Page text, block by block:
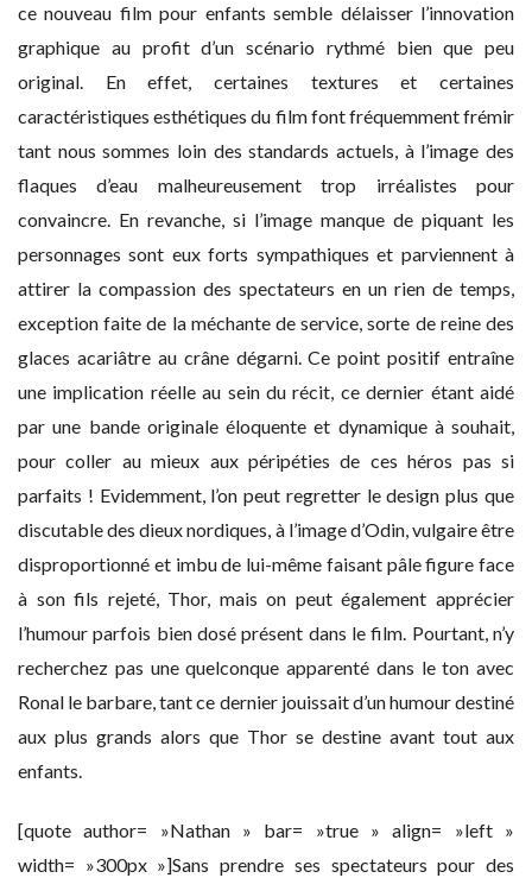
ce nouveau film pour enfants semble délaisser l’innovation
graphique au profit d’un scénario rythmé bien que peu
original. En effet, certaines textures et certaines
caractéristiques esthétiques du film font fréquemment frémir
tant nous sommes loin des standards actuels, à l’image des
flaques d’eau malheureusement trop irréalistes pour
convaincre. En revanche, si l’image manque de piquant les
personnages sont eux forts sympathiques et parviennent à
attirer la compassion des spectateurs en un rien de temps,
exception faite de la méchante de service, sorte de reine des
glaces acariâtre au crâne dégarni. Ce point positif entraîne
une implication réelle au sein du récit, ce dernier étant aidé
par une bande originale éloquente et dynamique à souhait,
pour coller au mieux aux péripéties de ces héros pas si
parfaits ! Evidemment, l’on peut regretter le design plus que
discutable des dieux nordiques, à l’image d’Odin, vulgaire être
disproportionné et imbu de lui-même faisant pâle figure face
à son fils rejeté, Thor, mais on peut également apprécier
l’humour parfois bien dosé présent dans le film. Pourtant, n’y
recherchez pas une quelconque apparenté dans le ton avec
Ronal le barbare, tant ce dernier jouissait d’un humour destiné
aux plus grands alors que Thor se destine avant tout aux
enfants.
[quote author= »Nathan » bar= »true » align= »left »
width= »300px »]Sans prendre ses spectateurs pour des